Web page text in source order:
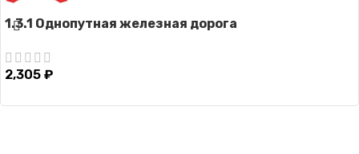
1.3.1 Однопутная железная дорога
2,305 ₽